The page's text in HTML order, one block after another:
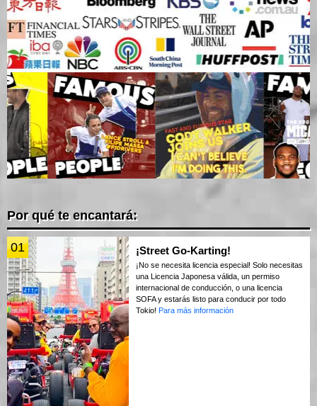
Por qué te encantará:
01 ¡Street Go-Karting!
¡No se necesita licencia especial! Solo necesitas
una Licencia Japonesa válida, un permiso
internacional de conducción, o una licencia
SOFA y estarás listo para conducir por todo
Tokio! Para más información